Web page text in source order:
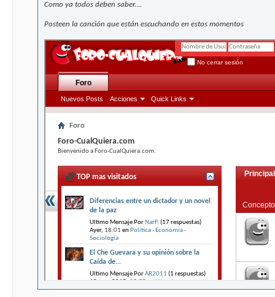
Como ya todos deben saber....
Posteen la canción que están escuchando en estos momentos